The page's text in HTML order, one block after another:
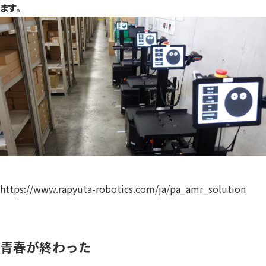
ます。
https://www.rapyuta-robotics.com/ja/pa_amr_solution
青春が終わった